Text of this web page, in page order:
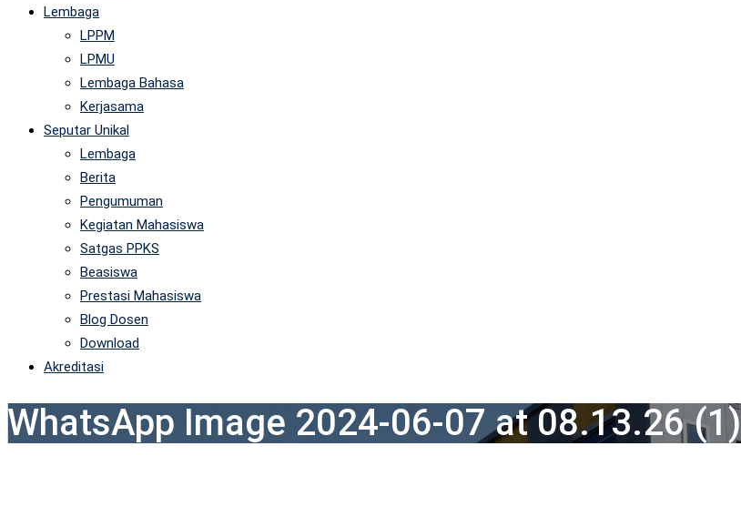
Lembaga
LPPM
LPMU
Lembaga Bahasa
Kerjasama
Seputar Unikal
Lembaga
Berita
Pengumuman
Kegiatan Mahasiswa
Satgas PPKS
Beasiswa
Prestasi Mahasiswa
Blog Dosen
Download
Akreditasi
WhatsApp Image 2024-06-07 at 08.13.26 (1)